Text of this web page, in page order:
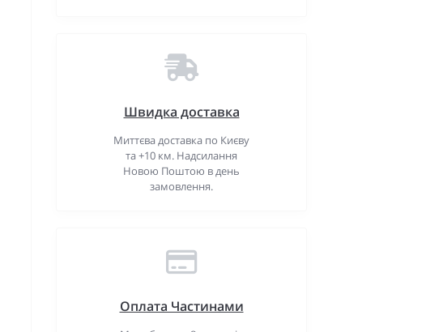
Швидка доставка
Миттєва доставка по Києву
та +10 км. Надсилання
Новою Поштою в день
замовлення.
Оплата Частинами